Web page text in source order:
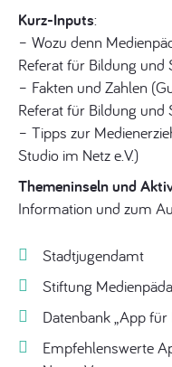
Kurz-Inputs:
– Wozu denn
Referat für Bildung und
– Fakten und Zahlen
Referat für Bildung und
– Tipps zur
Studio im Netz e.V.)
Themeninseln und
Information und zum
Stadtjugendamt
Stiftung Medienpäda
Datenbank „App
Empfehlenswerte